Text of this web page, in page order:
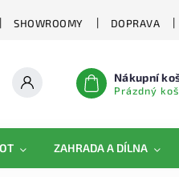
SHOWROOMY DOPRAVA
Nákupní
Prázdný
ZAHRADA A DÍLNA